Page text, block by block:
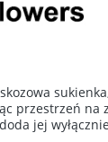
przestrzeń na
jej